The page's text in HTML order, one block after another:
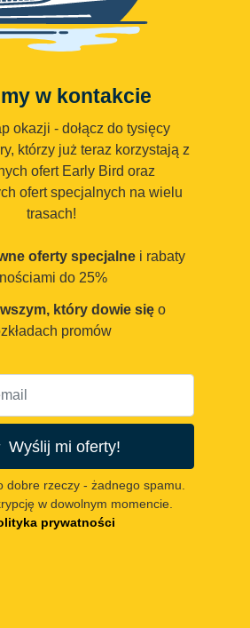
w kontakcie
okazji - dołącz do tysięcy
którzy już teraz korzystają z
ofert Early Bird oraz
ofert specjalnych na wielu
trasach!
oferty specjalne i rabaty
do 25%
który dowie się o
promów
Wyślij mi oferty!
dobre rzeczy - żadnego spamu.
w dowolnym momencie.
prywatności